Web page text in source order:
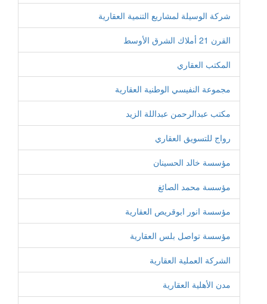
شركة الوسيلة لمشاريع التنمية العقارية
القرن 21 أملاك الشرق الأوسط
المكتب العقاري
مجموعة النفيسي الوطنية العقارية
مكتب عبدالرحمن عبداللة الزيد
رواج للتسويق العقاري
مؤسسة خالد الحسينان
مؤسسة محمد الصائغ
مؤسسة انور ابوقريص العقارية
مؤسسة تواصل بلس العقارية
الشركة العملية العقارية
مدن الأهلية العقارية